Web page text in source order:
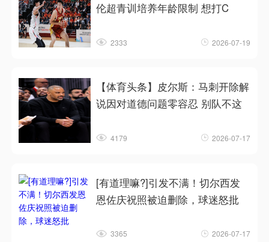
伦超青训培养年龄限制 想打C
2333 2026-07-19
【体育头条】皮尔斯：马刺开除解
说因对道德问题零容忍 别队不这
4179 2026-07-17
[有道理嘛?]引发不满！切尔西发
恩佐庆祝照被迫删除，球迷怒批
3365 2026-07-17